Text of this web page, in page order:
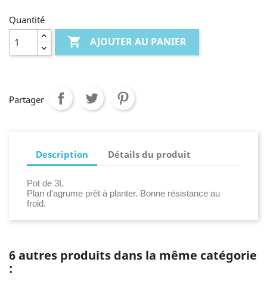
Quantité
 AJOUTER AU PANIER
Partager
Description Détails du produit
Pot de 3L
Plan d'agrume prêt à planter. Bonne résistance au
froid.
6 autres produits dans la même catégorie
: